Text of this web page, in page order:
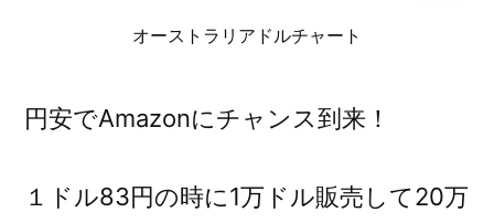
オーストラリアドルチャート
円安でAmazonにチャンス到来！
１ドル83円の時に1万ドル販売して20万